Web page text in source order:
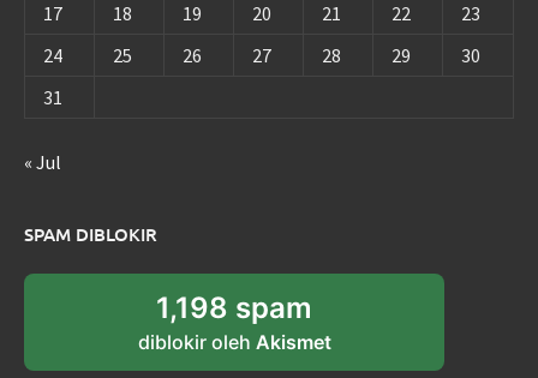
17
18 19 20 21 22
23
24
25 26 27 28 29
30
31
« Jul
SPAM DIBLOKIR
1,198 spam
diblokir oleh Akismet